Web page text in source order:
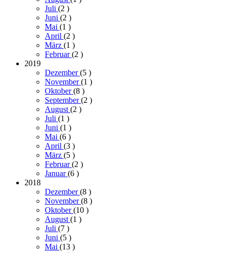
Juli (2 )
Juni (2 )
Mai (1 )
April (2 )
März (1 )
Februar(2 )
2019
Dezember(5 )
November(1 )
Oktober(8 )
September(2 )
August (2 )
Juli (1 )
Juni (1 )
Mai (6 )
April (3 )
März (5 )
Februar(2 )
Januar(6 )
2018
Dezember(8 )
November(8 )
Oktober(10 )
August (1 )
Juli (7 )
Juni (5 )
Mai (13 )